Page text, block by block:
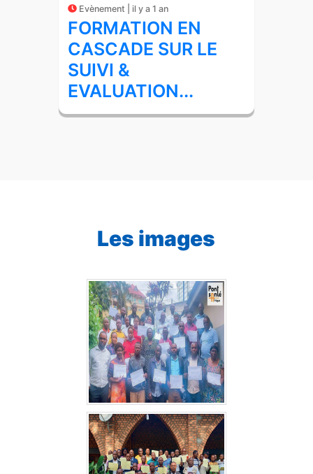
Evènement | il y a 1 an
FORMATION EN
CASCADE SUR LE
SUIVI &
EVALUATION...
Les images